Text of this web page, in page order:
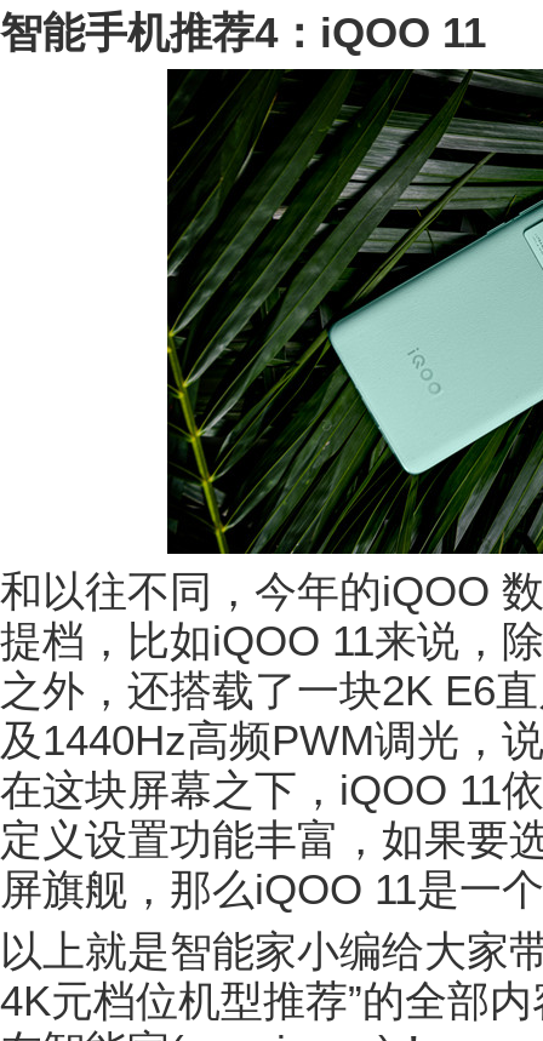
智能手机推荐4：iQOO 11
和以往不同，今年的iQOO
提档，比如iQOO 11来说，
之外，还搭载了一块2K E6
及1440Hz高频PWM调光，
在这块屏幕之下，iQOO 11
定义设置功能丰富，如果要
屏旗舰，那么iQOO 11是一
以上就是智能家小编给大家
4K元档位机型推荐”的全部